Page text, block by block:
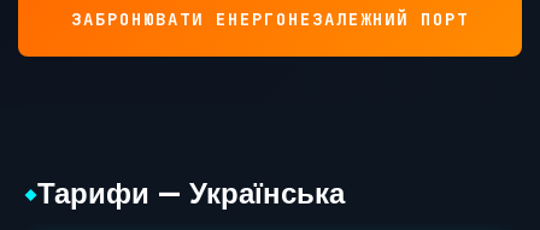
ЗАБРОНЮВАТИ ЕНЕРГОНЕЗАЛЕЖНИЙ ПОРТ
◆Тарифи — Українська